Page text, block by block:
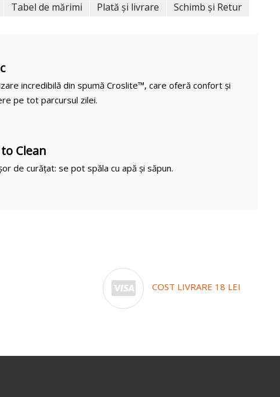
Tabel de mărimi Plată și livrare
Schimb și Retur
incredibilă din spumă Croslite™, care oferă confort și
pe tot parcursul zilei.
Clean
de curățat: se pot spăla cu apă și săpun.
COST LIVRARE 18 LEI